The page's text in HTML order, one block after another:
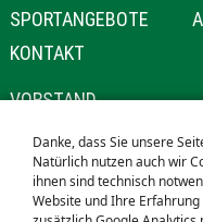
NAVIGATION
ÜBERSPRINGEN
SPORTANGEBOTE
KONTAKT
NAVIGATION
ÜBERSPRINGEN
VORSTAND
MITGLIEDSCHAFT
SPONSOREN
NAVIGATION
STARTSEITE
Danke, dass Sie unsere
Natürlich nutzen auch wir
ihnen sind technisch
Website und Ihre